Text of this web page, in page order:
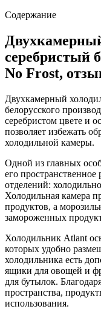
Содержание
серебристый
No Frost,
Двухкамерный
белорусского
серебристом цвете и
позволяет избежать
холодильной камеры.
Одной из главных
его
отделений:
Холодильная камера
продуктов, а
замороженных
Холодильник Atlant
которых удобно
холодильника есть
ящики для овощей и
для бутылок.
пространства,
использования.